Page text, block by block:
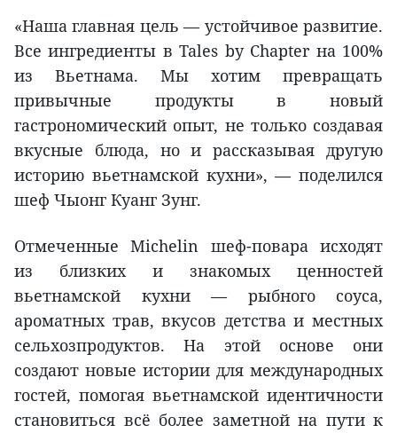
«Наша главная цель — устойчивое развитие.
Все ингредиенты в Tales by Chapter на 100%
из Вьетнама. Мы хотим превращать
привычные продукты в новый
гастрономический опыт, не только создавая
вкусные блюда, но и рассказывая другую
историю вьетнамской кухни», — поделился
шеф Чыонг Куанг Зунг.
Отмеченные Michelin шеф-повара исходят
из близких и знакомых ценностей
вьетнамской кухни — рыбного соуса,
ароматных трав, вкусов детства и местных
сельхозпродуктов. На этой основе они
создают новые истории для международных
гостей, помогая вьетнамской идентичности
становиться всё более заметной на пути к